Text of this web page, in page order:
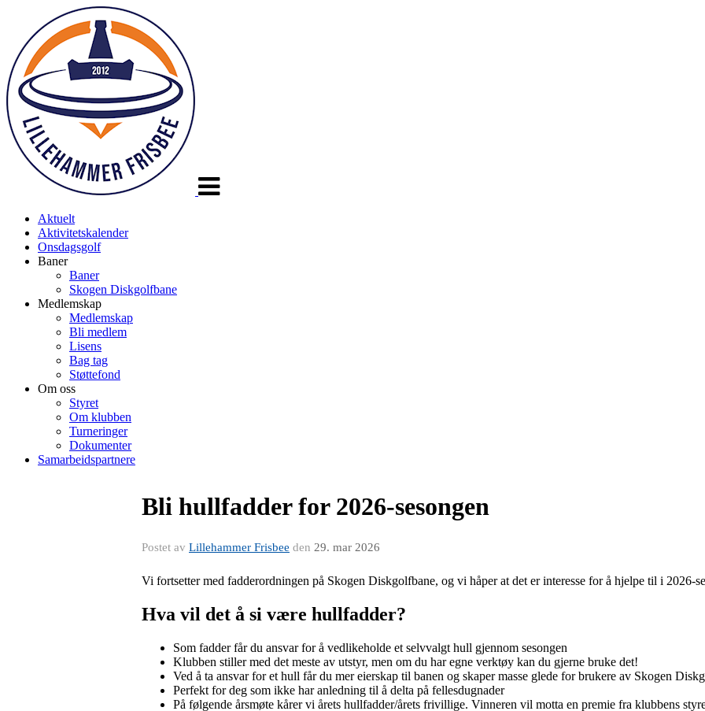
Aktuelt
Aktivitetskalender
Onsdagsgolf
Baner
Baner
Skogen Diskgolfbane
Medlemskap
Medlemskap
Bli medlem
Lisens
Bag tag
Støttefond
Om oss
Styret
Om klubben
Turneringer
Dokumenter
Samarbeidspartnere
Bli hullfadder for 2026-sesongen
Postet av Lillehammer Frisbee den 29. mar 2026
Vi fortsetter med fadderordningen på Skogen Diskgolfbane, og vi håper at det er interesse for å hjelpe til i 2026-
Hva vil det å si være hullfadder?
Som fadder får du ansvar for å vedlikeholde et selvvalgt hull gjennom sesongen
Klubben stiller med det meste av utstyr, men om du har egne verktøy kan du gjerne bruke det!
Ved å ta ansvar for et hull får du mer eierskap til banen og skaper masse glede for brukere av Skogen
Perfekt for deg som ikke har anledning til å delta på fellesdugnader
På følgende årsmøte kårer vi årets hullfadder/årets frivillige. Vinneren vil motta en premie fra klubbens